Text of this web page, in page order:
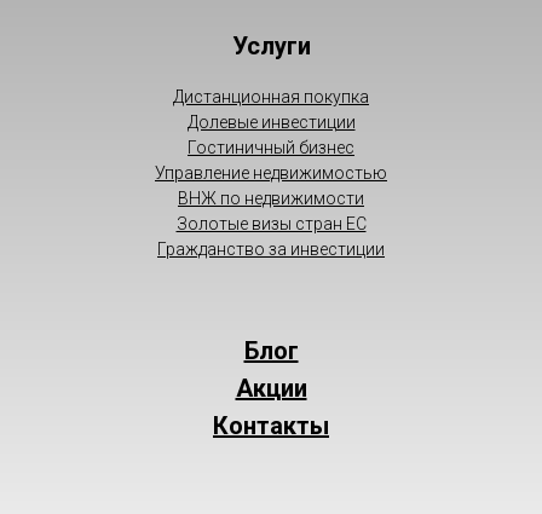
Услуги
Дистанционная покупка
Долевые инвестиции
Гостиничный бизнес
Управление недвижимостью
ВНЖ по недвижимости
Золотые визы стран ЕС
Гражданство за инвестиции
Блог
Акции
Контакты